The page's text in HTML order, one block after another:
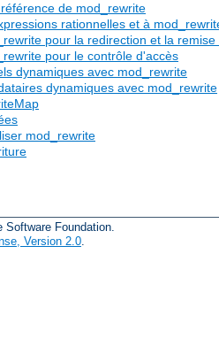
de mod_rewrite
rationnelles et à
pour la redirection et la
pour le contrôle d'accès
dynamiques avec mod_rewrite
dynamiques avec mod_rewrite
mod_rewrite
Foundation.
Version 2.0